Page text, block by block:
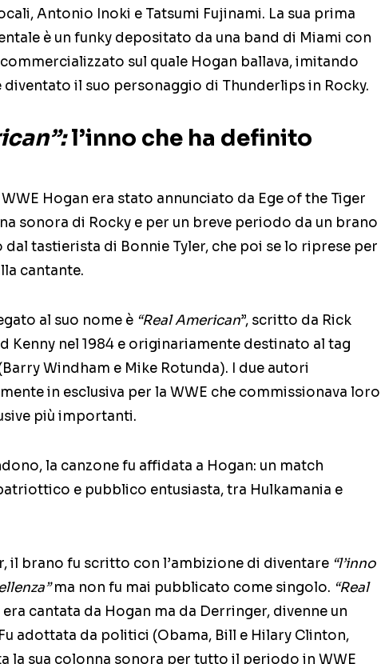
Antonio Inoki e Tatsumi Fujinami. La sua prima
è un funky depositato da una band di Miami con
sul quale Hogan ballava, imitando
diventato il suo personaggio di Thunderlips in Rocky.
l’inno che ha definito
Hogan era stato annunciato da Ege of the Tiger
sonora di Rocky e per un breve periodo da un brano
tastierista di Bonnie Tyler, che poi se lo riprese per
cantante.
al suo nome è “Real American”, scritto da Rick
Kenny nel 1984 e originariamente destinato al tag
Windham e Mike Rotunda). I due autori
in esclusiva per la WWE che commissionava loro
più importanti.
la canzone fu affidata a Hogan: un match
e pubblico entusiasta, tra Hulkamania e
il brano fu scritto con l’ambizione di diventare “l’inno
ma non fu mai pubblicato come singolo. “Real
cantata da Hogan ma da Derringer, divenne un
adottata da politici (Obama, Bill e Hilary Clinton,
la sua colonna sonora per tutto il periodo in WWE